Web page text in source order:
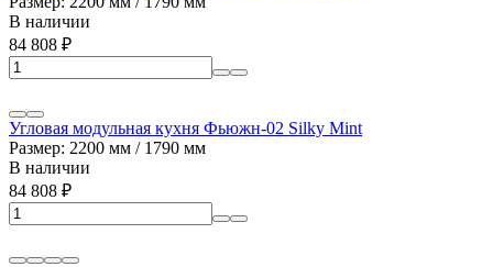
В наличии
84 808 ₽
Угловая модульная кухня Фьюжн-02 Silky Mint
Размер: 2200 мм / 1790 мм
В наличии
84 808 ₽